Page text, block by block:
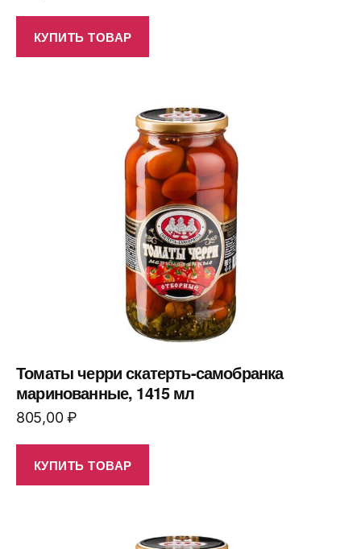
КУПИТЬ ТОВАР
Томаты черри скатерть-самобранка
маринованные, 1415 мл
805,00₽
КУПИТЬ ТОВАР